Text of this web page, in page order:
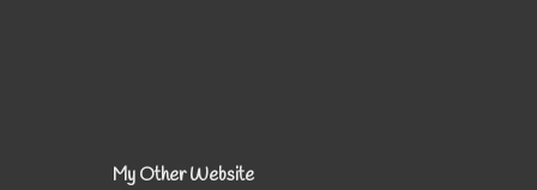
My Other Website